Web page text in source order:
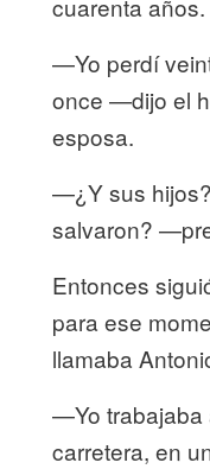
—Yo perdí
once —dijo el
esposa.
—¿Y sus
salvaron?
Entonces
para ese
llamaba
—Yo trabajaba
carretera, en